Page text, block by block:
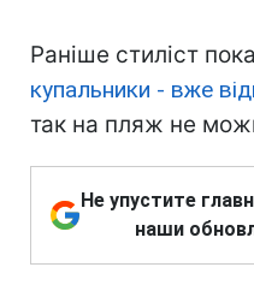
Раніше стиліст
купальники - вже
так на пляж не
Не упустите
наши